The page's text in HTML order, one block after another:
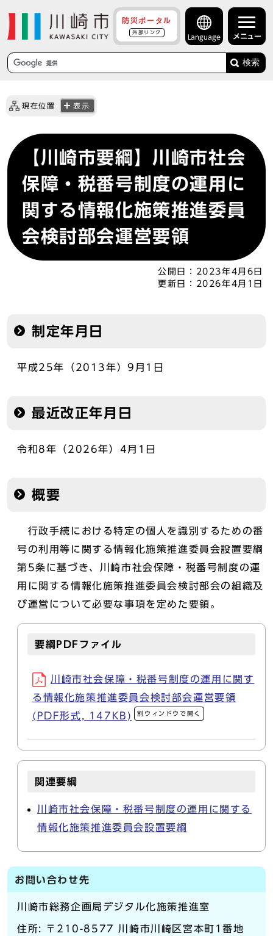
防災ポータル
外部リンク
Language メニュー
検索
現在位置 表示
【川崎市要綱】川崎市社会
保障・税番号制度の運用に
関する情報化施策推進委員
会検討部会運営要領
公開日：
2023年4月6日
更新日：
2026年4月1日
制定年月日
平成25年（2013年）9月1日
最近改正年月日
令和8年（2026年）4月1日
概要
行政手続における特定の個人を識別するための番
号の利用等に関する情報化施策推進委員会設置要綱
第5条に基づき、川崎市社会保障・税番号制度の運
用に関する情報化施策推進委員会検討部会の組織及
び運営について必要な事項を定めた要領。
要綱PDFファイル
川崎市社会保障・税番号制度の運用に関す
る情報化施策推進委員会検討部会運営要領
(PDF形式, 147KB)
別ウィンドウで開く
関連要綱
川崎市社会保障・税番号制度の運用に関する
情報化施策推進委員会設置要綱
お問い合わせ先
川崎市総務企画局デジタル化施策推進室
住所: 〒210-8577 川崎市川崎区宮本町1番地